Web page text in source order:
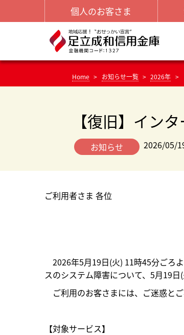
個人のお客さま
Home お知らせ一覧 2026年
【復旧】イン
お知らせ 2026/05/
ご利用者さま 各位
2026年5月19日(火) 11時45分ごろ
スのシステム障害について、5月19
ご利用のお客さまには、ご迷惑と
【対象サービス】